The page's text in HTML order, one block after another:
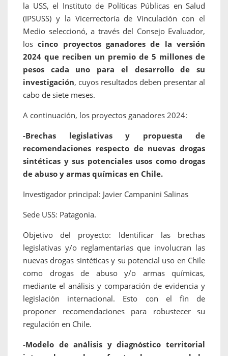
la USS, el Instituto de Políticas Públicas en Salud
(IPSUSS) y la Vicerrectoría de Vinculación con el
Medio seleccionó, a través del Consejo Evaluador,
loscinco proyectos ganadores de la versión
2024 que reciben un premio de 5 millones de
pesos cada uno para el desarrollo de su
investigación, cuyos resultados deben presentar al
cabo de siete meses.
A continuación, los proyectos ganadores 2024:
-Brechas legislativas y propuesta de
recomendaciones respecto de nuevas drogas
sintéticas y sus potenciales usos como drogas
de abuso y armas químicas en Chile.
Investigador principal: Javier Campanini Salinas
Sede USS: Patagonia.
Objetivo del proyecto: Identificar las brechas
legislativas y/o reglamentarias que involucran las
nuevas drogas sintéticas y su potencial uso en Chile
como drogas de abuso y/o armas químicas,
mediante el análisis y comparación de evidencia y
legislación internacional. Esto con el fin de
proponer recomendaciones para robustecer su
regulación en Chile.
-Modelo de análisis y diagnóstico territorial